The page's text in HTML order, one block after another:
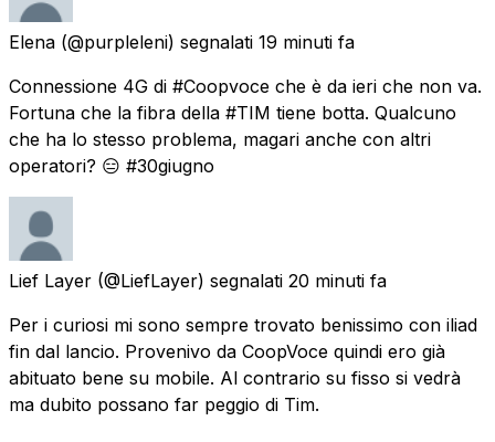
Elena (@purpleleni) segnalati 19 minuti fa
Connessione 4G di #Coopvoce che è da ieri che non va.
Fortuna che la fibra della #TIM tiene botta. Qualcuno
che ha lo stesso problema, magari anche con altri
operatori? 😑 #30giugno
Lief Layer (@LiefLayer) segnalati 20 minuti fa
Per i curiosi mi sono sempre trovato benissimo con iliad
fin dal lancio. Provenivo da CoopVoce quindi ero già
abituato bene su mobile. Al contrario su fisso si vedrà
ma dubito possano far peggio di Tim.